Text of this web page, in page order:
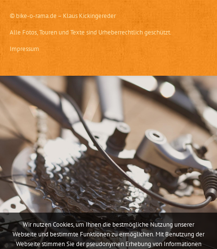
© bike-o-rama.de – Klaus Kickingereder
Alle Fotos, Touren und Texte sind Urheberrechtlich geschützt.
Impressum
Wir nutzen Cookies, um Ihnen die bestmögliche Nutzung unserer
Webseite und bestimmte Funktionen zu ermöglichen. Mit Benutzung der
Webseite stimmen Sie der pseudonymen Erhebung von Informationen